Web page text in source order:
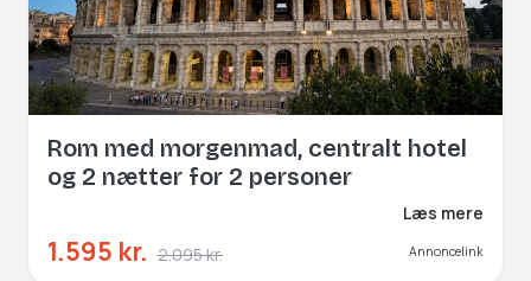
Rom med morgenmad, centralt hotel
og 2 nætter for 2 personer
Læs mere
1.595 kr. 2.095 kr. Annoncelink